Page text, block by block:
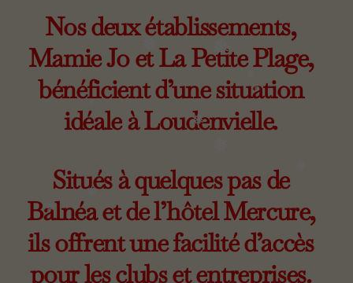
❅
❅
❅
❅ ❅
❅
❅
❅ ❅
Nos deux établissements,
Mamie Jo et La Petite Plage,
bénéficient d’une situation
idéale à Loudenvielle.
Situés à quelques pas de
Balnéa et de l’hôtel Mercure,
ils offrent une facilité d’accès
pour les clubs et entreprises.